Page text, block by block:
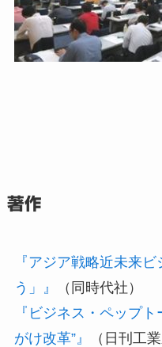
著作
『アジア戦略近未来
う」』
（同時代社）
『ビジネス・ペップ
がけ改革”』
（日刊工